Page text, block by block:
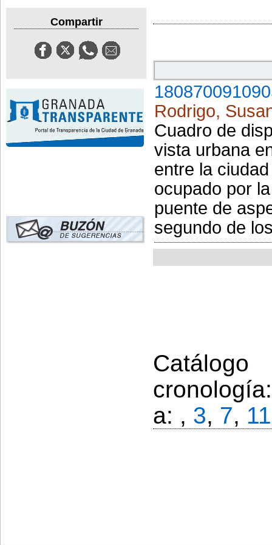
Compartir
Rodrigo,
Cuadro de
vista urbana
entre la
ocupado por
puente de
segundo de
a: , 3, 7, 11